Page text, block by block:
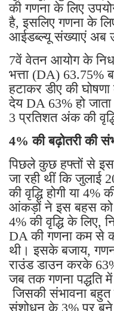
की गणना के लिए
है, इसलिए गणना के
आईडब्ल्यू संख्याएं अब
7वें वेतन आयोग के
भत्ता (DA) 63.75%
हटाकर डीए की
देय DA 63% हो
3 प्रतिशत अंक की
4% की बढ़ोतरी की
पिछले कुछ हफ्तों से
जा रही थीं कि जुलाई
की वृद्धि होगी या
आंकड़ों ने इस बहस को
4% की वृद्धि के लिए,
DA की गणना कम से
थी। इसके बजाय,
राउंड डाउन करके
जब तक गणना पद्धति में
जिसकी संभावना
संशोधन के 3% पर बने